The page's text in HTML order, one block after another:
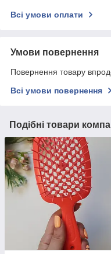
Всі умови оплати
Умови повернення
Повернення товару
Всі умови повернення
Подібні товари